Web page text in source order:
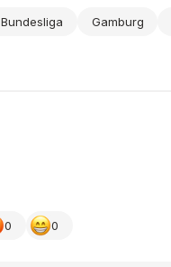
Bundesliga Gamburg
0 0